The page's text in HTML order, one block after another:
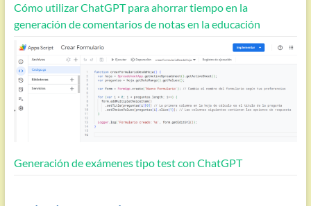
Cómo utilizar ChatGPT para ahorrar tiempo en la
generación de comentarios de notas en la educación
Generación de exámenes tipo test con ChatGPT